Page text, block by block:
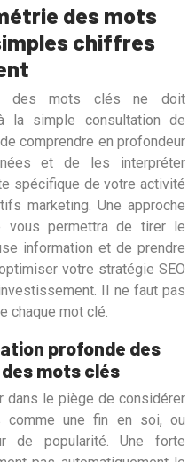
des mots
chiffres
des mots clés ne doit
la simple consultation de
comprendre en profondeur
et de les interpréter
spécifique de votre activité
marketing. Une approche
vous permettra de tirer le
information et de prendre
votre stratégie SEO
Il ne faut pas
chaque mot clé.
profonde des
mots clés
dans le piège de considérer
une fin en soi, ou
de popularité. Une forte